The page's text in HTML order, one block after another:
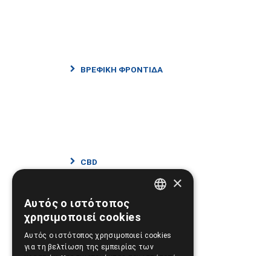
ΒΡΕΦΙΚΗ ΦΡΟΝΤΙΔΑ
CBD
ΠΡΟΤΑΣΕΙΣ - ΠΡΟΣΦΟΡΕΣ
×
Αυτός ο ιστότοπος
χρησιμοποιεί cookies
Αυτός ο ιστότοπος χρησιμοποιεί cookies
για τη βελτίωση της εμπειρίας των